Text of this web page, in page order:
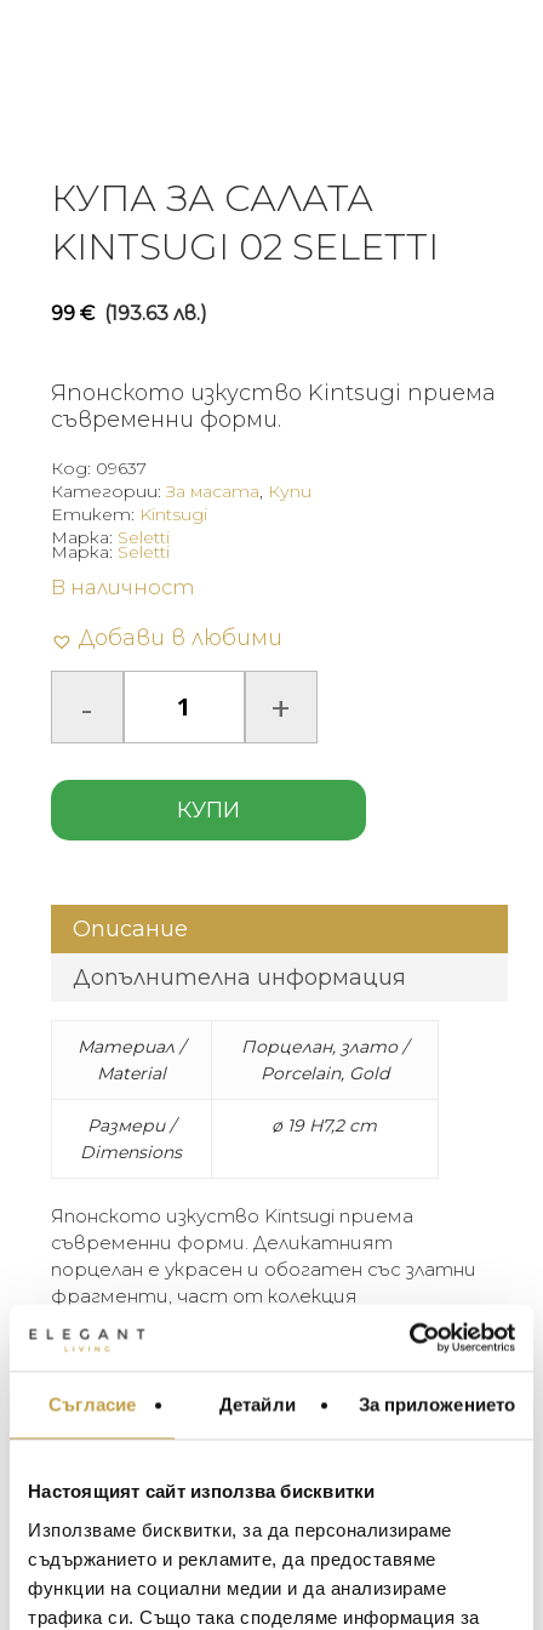
Съгласие Детайли За приложението
Настоящият сайт използва бисквитки
Използваме бисквитки, за да персонализираме
съдържанието и рекламите, да предоставяме
функции на социални медии и да анализираме
трафика си. Също така споделяме информация за
КУПА ЗА САЛАТА
KINTSUGI 02 SELETTI
99 € (193.63 лв.)
Японското изкуство Kintsugi приема
съвременни форми.
Код: 09637
Категории:За масата, Купи
Етикет: Kintsugi
Марка: Seletti
В наличност
Добави в любими
КУПИ
Марка: Seletti
Описание
Допълнителна информация
Материал /
Material
Порцелан, злато /
Porcelain, Gold
Размери /
Dimensions
ø 19 H7,2 cm
Японското изкуство Kintsugi приема
съвременни форми. Деликатният
порцелан е украсен и обогатен със златни
фрагменти, част от колекция
очарователни и неочаквани композиции.
shapes. The delicate porcelain is glorified and
compositions.
МЕБЕЛИ ЗА ДОМА И
ЗА МАСАТА
ТЕКСТИЛ ЗА ДОМА
BACCARAT
TOM DIXON